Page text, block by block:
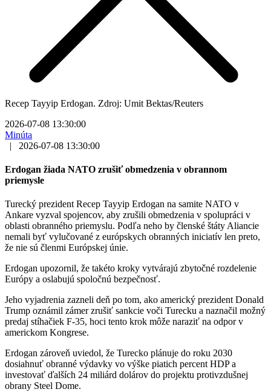
Recep Tayyip Erdogan. Zdroj: Umit Bektas/Reuters
2026-07-08 13:30:00
Minúta
|
2026-07-08 13:30:00
Erdogan žiada NATO zrušiť obmedzenia v obrannom
priemysle
Turecký prezident Recep Tayyip Erdogan na samite NATO v
Ankare vyzval spojencov, aby zrušili obmedzenia v spolupráci v
oblasti obranného priemyslu. Podľa neho by členské štáty Aliancie
nemali byť vylučované z európskych obranných iniciatív len preto,
že nie sú členmi Európskej únie.
Erdogan upozornil, že takéto kroky vytvárajú zbytočné rozdelenie
Európy a oslabujú spoločnú bezpečnosť.
Jeho vyjadrenia zazneli deň po tom, ako americký prezident Donald
Trump oznámil zámer zrušiť sankcie voči Turecku a naznačil možný
predaj stíhačiek F-35, hoci tento krok môže naraziť na odpor v
americkom Kongrese.
Erdogan zároveň uviedol, že Turecko plánuje do roku 2030
dosiahnuť obranné výdavky vo výške piatich percent HDP a
investovať ďalších 24 miliárd dolárov do projektu protivzdušnej
obrany Steel Dome.